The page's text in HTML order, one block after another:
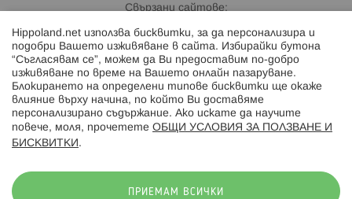
Свързани сайтове:
Hippoland.ro
Последвайте ни:
Hippoland.net използва бисквитки, за да персонализира и
подобри Вашето изживяване в сайта. Избирайки бутона
“Съгласявам се”, можем да Ви предоставим по-добро
изживяване по време на Вашето онлайн пазаруване.
Блокирането на определени типове бисквитки ще окаже
влияние върху начина, по който Ви доставяме
персонализирано съдържание. Ако искате да научите
повече, моля, прочетете ОБЩИ УСЛОВИЯ ЗА ПОЛЗВАНЕ И
БИСКВИТКИ .
ПРИЕМАМ ВСИЧКИ